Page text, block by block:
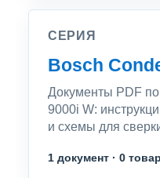
СЕРИЯ
Bosch
Документы PDF
9000i W:
и схемы для
1 документ · 0